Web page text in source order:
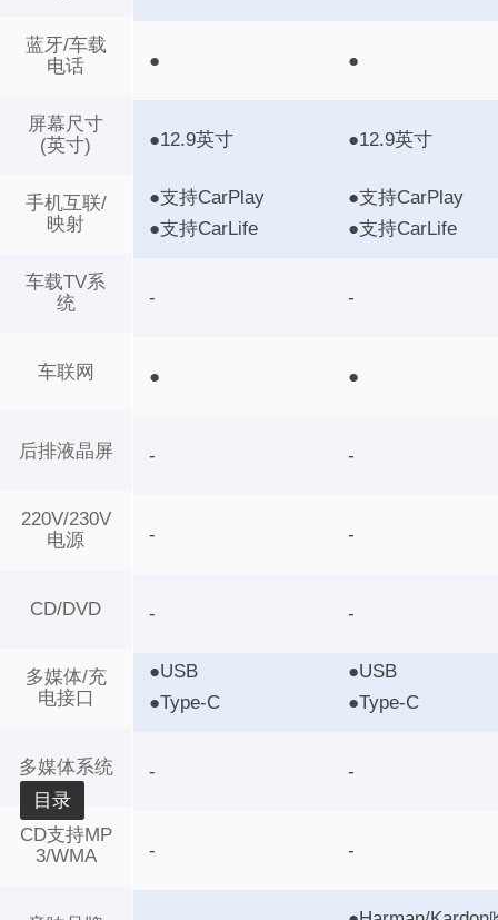
蓝牙/车载
电话
屏幕尺寸
(英寸)
手机互联/
映射
车载TV系
统
车联网
后排液晶屏
220V/230V
电源
CD/DVD
多媒体/充
电接口
多媒体系统
CD支持MP
3/WMA
● ●
●12.9英寸 ●12.9英寸
●支持CarPlay
●支持CarLife
●支持CarPlay
●支持CarLife
- -
● ●
- -
- -
- -
●USB
●Type-C
●USB
●Type-C
- -
- -
目录